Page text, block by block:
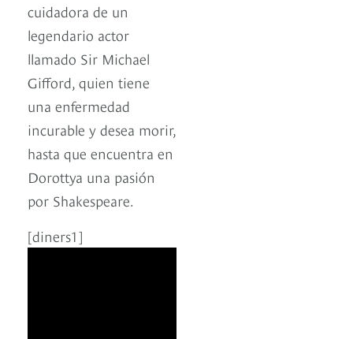
cuidadora de un
legendario actor
llamado Sir Michael
Gifford, quien tiene
una enfermedad
incurable y desea morir,
hasta que encuentra en
Dorottya una pasión
por Shakespeare.
[diners1]